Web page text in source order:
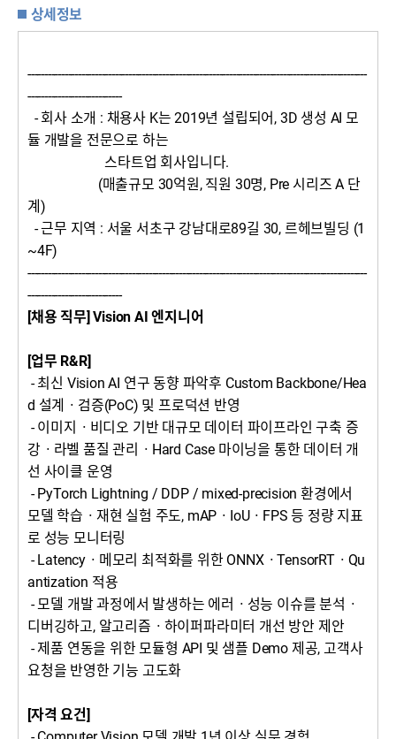
상세정보
-----------------------------------------------------------------------------------------------------
----------------------------
- 회사 소개 : 채용사 K는 2019년 설립되어, 3D 생성 AI 모
듈 개발을 전문으로 하는
스타트업 회사입니다.
(매출규모 30억원, 직원 30명, Pre 시리즈 A 단
계)
- 근무 지역 : 서울 서초구 강남대로89길 30, 르헤브빌딩 (1
~4F)
-----------------------------------------------------------------------------------------------------
----------------------------
[채용 직무] Vision AI 엔지니어
[업무 R&R]
- 최신 Vision AI 연구 동향 파악후 Custom Backbone/Hea
d 설계
ㆍ 검증(PoC) 및 프로덕션 반영
- 이미지
ㆍ 비디오 기반 대규모 데이터 파이프라인 구축 증
강ㆍ 라벨 품질 관리 ㆍ Hard Case 마이닝을 통한 데이터 개
선 사이클 운영
- PyTorch Lightning / DDP / mixed-precision 환경에서
모델 학습 ㆍ 재현 실험 주도, mAP ㆍ IoUㆍ FPS 등 정량 지표
로 성능 모니터링
- Latency ㆍ 메모리 최적화를 위한 ONNXㆍTensorRTㆍ Qu
antization 적용
- 모델 개발 과정에서 발생하는 에러 ㆍ 성능 이슈를 분석 ㆍ
디버깅하고, 알고리즘 ㆍ 하이퍼파라미터 개선 방안 제안
- 제품 연동을 위한 모듈형 API 및 샘플 Demo 제공, 고객사
요청을 반영한 기능 고도화
[자격 요건]